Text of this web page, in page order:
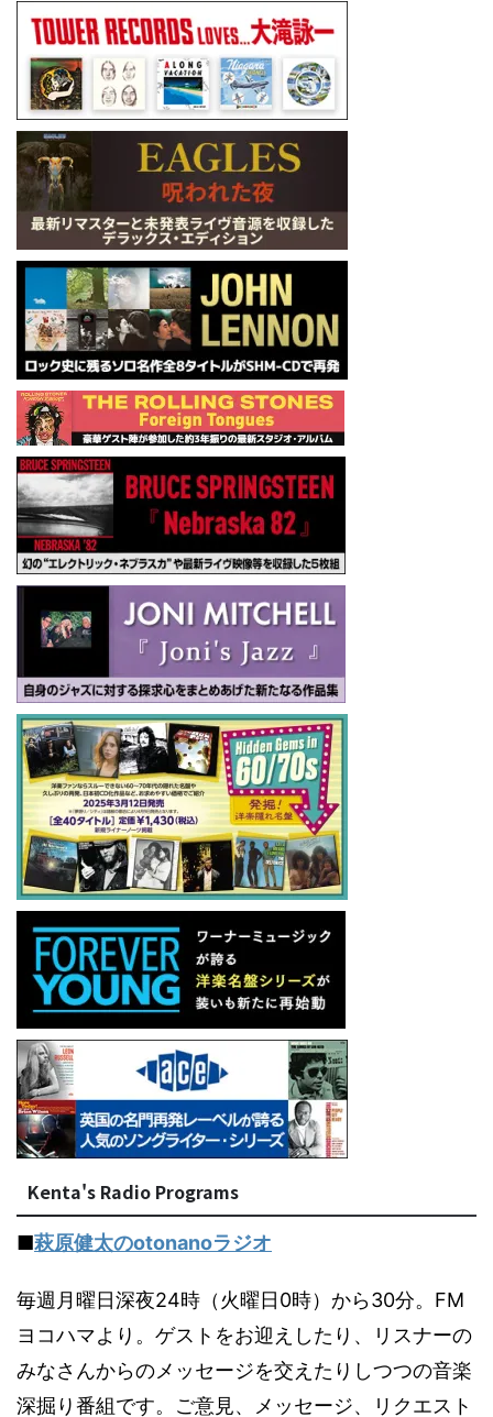
Kenta's Radio Programs
■萩原健太のotonanoラジオ
毎週月曜日深夜24時（火曜日0時）から30分。FM
ヨコハマより。ゲストをお迎えしたり、リスナーの
みなさんからのメッセージを交えたりしつつの音楽
深掘り番組です。ご意見、メッセージ、リクエスト